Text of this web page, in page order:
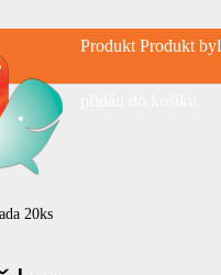
Produkt Produkt byl
20ks